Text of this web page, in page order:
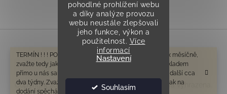
pohodlné prohlížení webu
a díky analýze provozu
webu neustále zlepšovali
jeho funkce, výkon a
použitelnost. Více
informací
Nastavení
Souhlasím
TERMÍN ! ! ! POZOR V tomto období odesíláme cca 1-2x měsíčně,
zvažte tedy jak na dodání spěcháte. Zboží které není skladem
přímo u nás samozřejmě bude mít delší dobu dodání o další cca
dva týdny. Zvažte tedy prosím ještě před objednáním, jak na
dodání spěcháte. Děkujeme za pochopení.
Vytvořil Shoptet
Copyright 2026 Všeprostudny.cz. Všechna práva vyhrazena.